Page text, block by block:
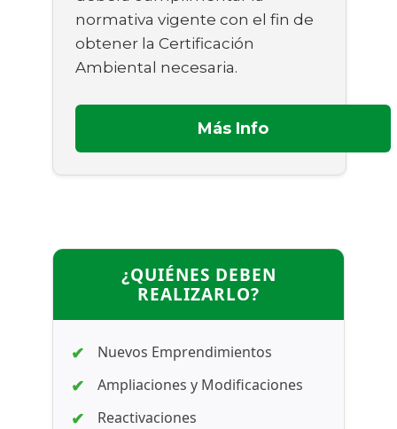
normativa vigente con el fin de
obtener la Certificación
Ambiental necesaria.
Más Info
¿QUIÉNES DEBEN
REALIZARLO?
Nuevos Emprendimientos
Ampliaciones y Modificaciones
Reactivaciones